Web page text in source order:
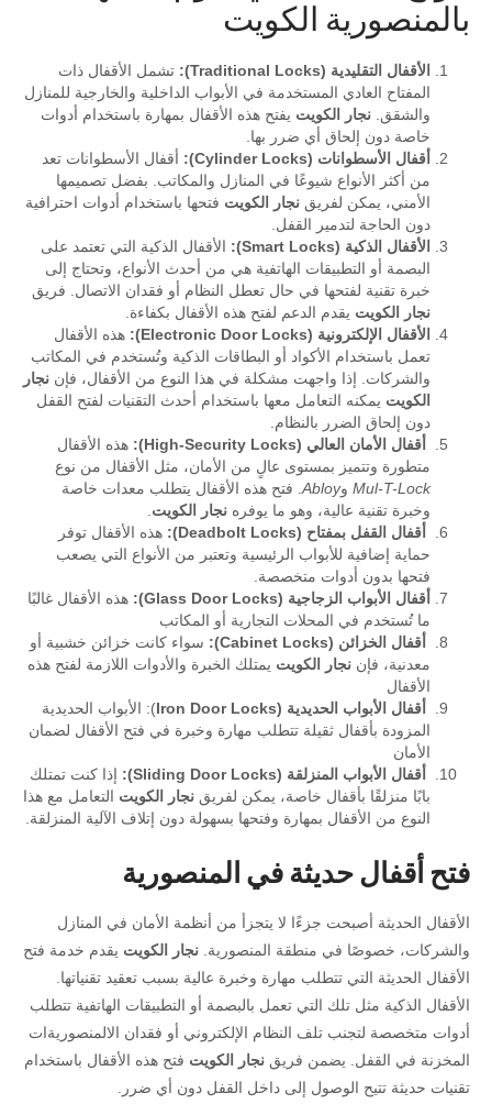
بالمنصورية الكويت
الأقفال التقليدية (Traditional Locks):
تشمل الأقفال ذات
المفتاح العادي المستخدمة في الأبواب الداخلية والخارجية للمنازل
والشقق. نجار الكويت يفتح هذه الأقفال بمهارة باستخدام أدوات
خاصة دون إلحاق أي ضرر بها.
أقفال الأسطوانات (Cylinder Locks):
أقفال الأسطوانات تعد
من أكثر الأنواع شيوعًا في المنازل والمكاتب. بفضل تصميمها
الأمني، يمكن لفريق نجار الكويت فتحها باستخدام أدوات احترافية
دون الحاجة لتدمير القفل.
الأقفال الذكية (Smart Locks):
الأقفال الذكية التي تعتمد على
البصمة أو التطبيقات الهاتفية هي من أحدث الأنواع، وتحتاج إلى
خبرة تقنية لفتحها في حال تعطل النظام أو فقدان الاتصال. فريق
نجار الكويت يقدم الدعم لفتح هذه الأقفال بكفاءة.
الأقفال الإلكترونية (Electronic Door Locks):
هذه الأقفال
تعمل باستخدام الأكواد أو البطاقات الذكية وتُستخدم في المكاتب
والشركات. إذا واجهت مشكلة في هذا النوع من الأقفال، فإن نجار
الكويت يمكنه التعامل معها باستخدام أحدث التقنيات لفتح القفل
دون إلحاق الضرر بالنظام.
أقفال الأمان العالي (High-Security Locks):
هذه الأقفال
متطورة وتتميز بمستوى عالٍ من الأمان، مثل الأقفال من نوع
Mul-T-Lock وAbloy . فتح هذه الأقفال يتطلب معدات خاصة
وخبرة تقنية عالية، وهو ما يوفره نجار الكويت
أقفال القفل بمفتاح (Deadbolt Locks):
هذه الأقفال توفر
حماية إضافية للأبواب الرئيسية وتعتبر من الأنواع التي يصعب
فتحها بدون أدوات متخصصة.
أقفال الأبواب الزجاجية (Glass Door Locks):
هذه الأقفال غالبًا
ما تُستخدم في المحلات التجارية أو المكاتب
أقفال الخزائن (Cabinet Locks):
سواء كانت خزائن خشبية أو
معدنية، فإن نجار الكويت يمتلك الخبرة والأدوات اللازمة لفتح هذه
الأقفال
أقفال الأبواب الحديدية (Iron Door Locks
): الأبواب الحديدية
المزودة بأقفال ثقيلة تتطلب مهارة وخبرة في فتح الأقفال لضمان
الأمان
أقفال الأبواب المنزلقة (Sliding Door Locks):
إذا كنت تمتلك
بابًا منزلقًا بأقفال خاصة، يمكن لفريق نجار الكويت التعامل مع هذا
النوع من الأقفال بمهارة وفتحها بسهولة دون إتلاف الآلية المنزلقة.
فتح أقفال حديثة في المنصورية
الأقفال الحديثة أصبحت جزءًا لا يتجزأ من أنظمة الأمان في المنازل
والشركات، خصوصًا في منطقة المنصورية. نجار الكويت يقدم خدمة فتح
الأقفال الحديثة التي تتطلب مهارة وخبرة عالية بسبب تعقيد تقنياتها.
الأقفال الذكية مثل تلك التي تعمل بالبصمة أو التطبيقات الهاتفية تتطلب
أدوات متخصصة لتجنب تلف النظام الإلكتروني أو فقدان الالمنصوريةات
المخزنة في القفل. يضمن فريق نجار الكويت فتح هذه الأقفال باستخدام
تقنيات حديثة تتيح الوصول إلى داخل القفل دون أي ضرر.